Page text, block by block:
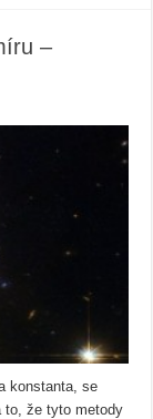
–
konstanta, se
to, že tyto metody